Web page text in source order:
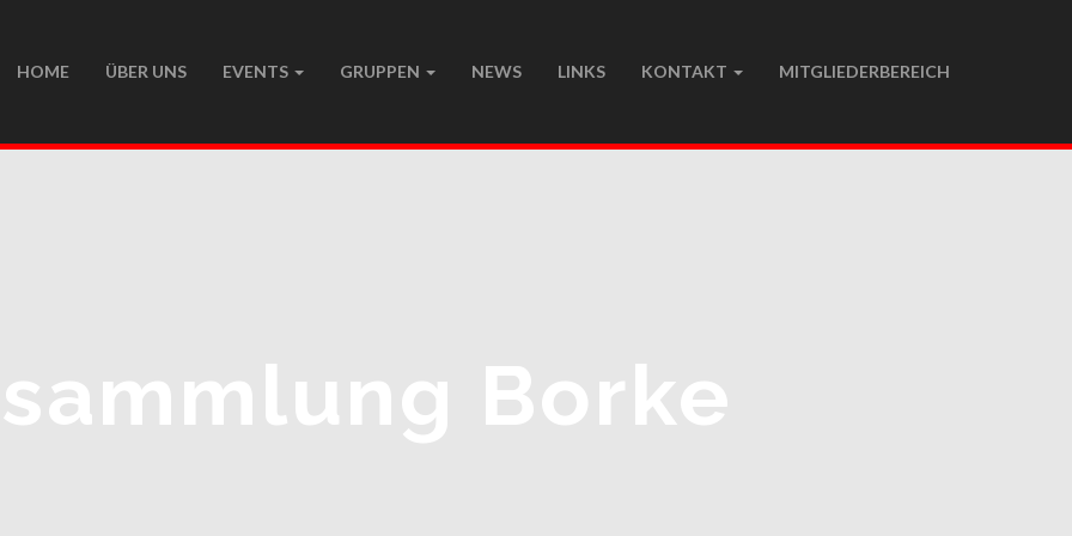
HOME ÜBER UNS EVENTS GRUPPEN NEWS LINKS KONTAKT MITGLIEDERBEREICH
Borke